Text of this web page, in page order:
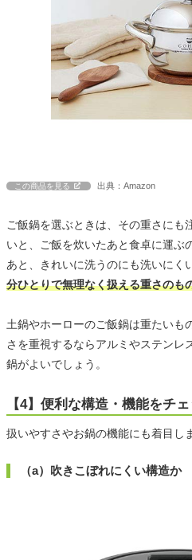
この商品を見る 出典：Amazon
ご飯鍋を選ぶときは、その重さにも
いと、ご飯を炊いたあと食卓に運ぶ
あと、きれいに洗うのにも洗いにく
分ひとりで無理なく扱える重さのも
土鍋やホーローのご飯鍋は重たいも
さを重視するならアルミやステンレ
鍋がよいでしょう。
【4】便利な構造・機能をチ
扱いやすさやお鍋の機能にも着目し
（a）吹きこぼれにくい構造か